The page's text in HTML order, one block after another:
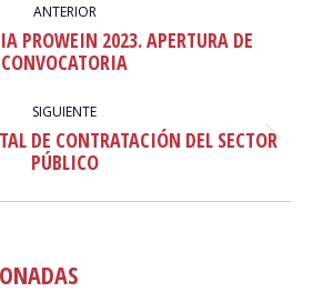
ANTERIOR
Publicación
anterior:
PROWEIN 2023. APERTURA DE
CONVOCATORIA
SIGUIENTE
Publicación
siguiente:
DE CONTRATACIÓN DEL SECTOR
PÚBLICO